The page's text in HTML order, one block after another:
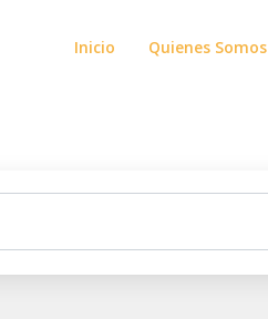
Inicio Quienes Somos